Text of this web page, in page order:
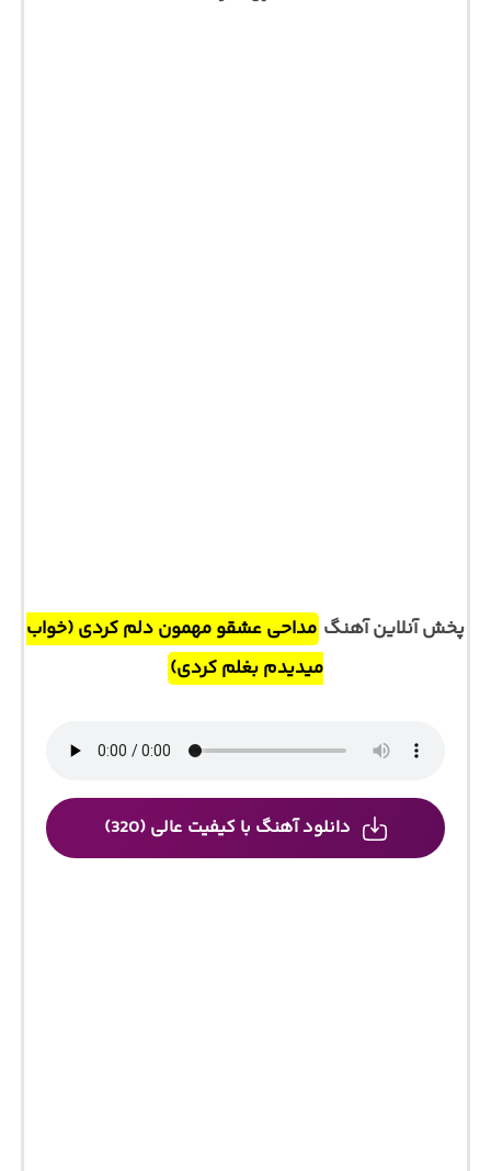
پخش آنلاین آهنگ مداحی عشقو مهمون دلم کردی (خواب
میدیدم بغلم کردی)
دانلود آهنگ با کیفیت عالی (320)